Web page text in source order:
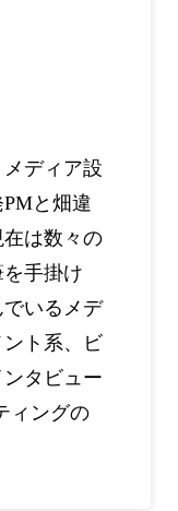
ディア設
と畑違
は数々の
手掛け
いるメデ
ト系、ビ
タビュー
ィングの